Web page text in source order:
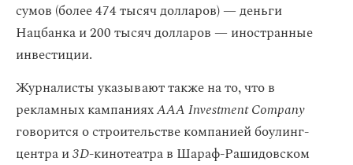
сумов (более 474 тысяч долларов) — деньги
Нацбанка и 200 тысяч долларов — иностранные
инвестиции.
Журналисты указывают также на то, что в
рекламных кампанияхААА Investment Company
говорится о строительстве компанией боулинг-
центра и3D-кинотеатра в Шараф-Рашидовском